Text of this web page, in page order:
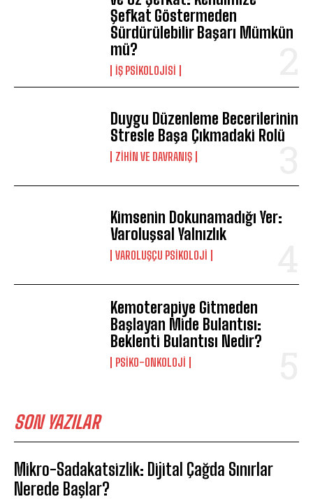
Şefkat Göstermeden
Sürdürülebilir Başarı Mümkün
mü?
İŞ PSIKOLOJISI
Duygu Düzenleme Becerilerinin
Stresle Başa Çıkmadaki Rolü
⁠ZIHIN VE DAVRANIŞ
Kimsenin Dokunamadığı Yer:
Varoluşsal Yalnızlık
VAROLUŞÇU PSIKOLOJI
Kemoterapiye Gitmeden
Başlayan Mide Bulantısı:
Beklenti Bulantısı Nedir?
PSIKO-ONKOLOJI
SON YAZILAR
Mikro-Sadakatsizlik: Dijital Çağda Sınırlar
Nerede Başlar?